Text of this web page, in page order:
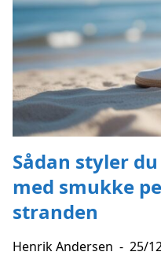
Sådan styler
med smukke
stranden
Henrik Andersen - 25/